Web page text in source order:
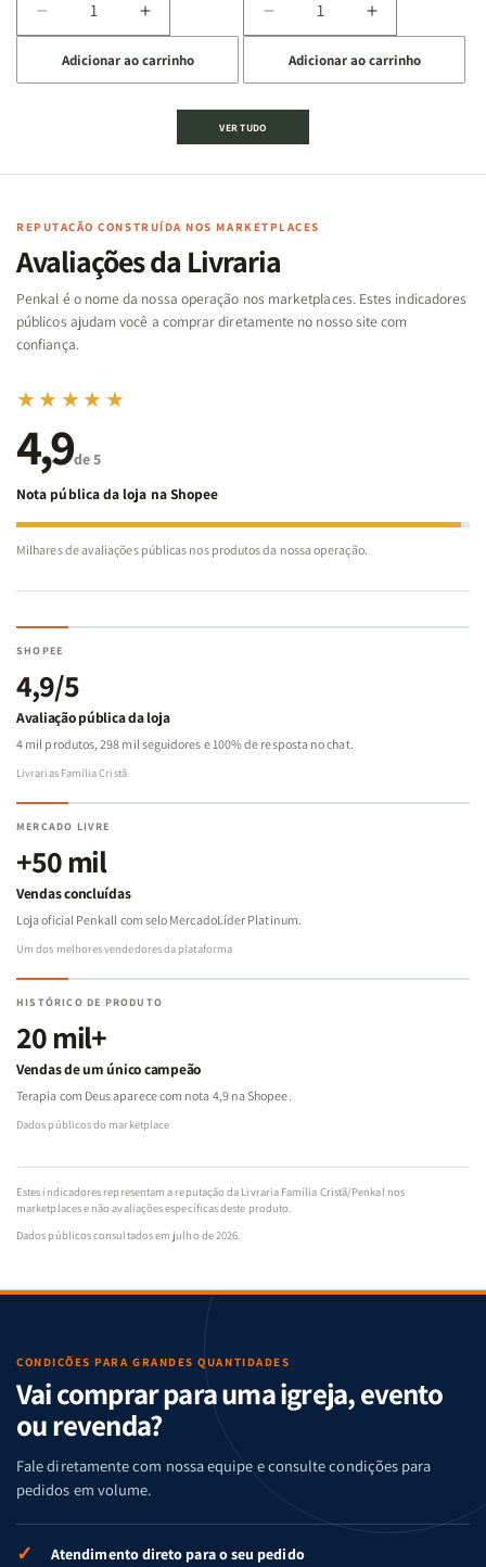
Diminuir
a
quantidade
de
Cartas
Famílias
Bíblia
-
Penkal
Aumentar
a
quantidade
de
Jogo
Cartas
Famílias
da
Bíblia
-
Penkal
Adicionar ao carrinho
Diminuir
a
quantidade
de
Jogo
|
de
Aumentar
a
quantidade
de
|
Adicionar ao carrinho
VER TUDO
REPUTAÇÃO CONSTRUÍDA NOS MARKETPLACES
Avaliações da Livraria
Penkal é o nome da nossa operação nos marketplaces. Estes indicadores
públicos ajudam você a comprar diretamente no nosso site com
confiança.
★★★★★
4,9de 5
Nota pública da loja na Shopee
Milhares de avaliações públicas nos produtos da nossa operação.
SHOPEE
4,9/5
Avaliação pública da loja
4 mil produtos, 298 mil seguidores e 100% de resposta no chat.
Livrarias Família Cristã
MERCADO LIVRE
+50 mil
Vendas concluídas
Loja oficial Penkall com selo MercadoLíder Platinum.
Um dos melhores vendedores da plataforma
HISTÓRICO DE PRODUTO
20 mil+
Vendas de um único campeão
Terapia com Deus aparece com nota 4,9 na Shopee.
Dados públicos do marketplace
Estes indicadores representam a reputação da Livraria Família Cristã/Penkal nos
marketplaces e não avaliações específicas deste produto.
Dados públicos consultados em julho de 2026.
CONDIÇÕES PARA GRANDES QUANTIDADES
Vai comprar para uma igreja, evento
ou revenda?
Fale diretamente com nossa equipe e consulte condições para
pedidos em volume.
✓ Atendimento direto para o seu pedido